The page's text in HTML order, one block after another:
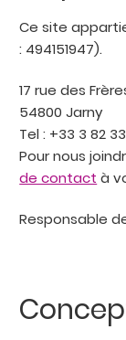
Carte cadeau
Ce site
: 494151947).
17 rue des
54800 Jarny
Tel : +33 3 82
Pour nous
de contact à
Responsable